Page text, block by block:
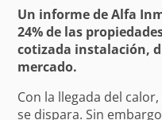
Un informe de Alfa
24% de las
cotizada instalación,
mercado.
Con la llegada del
se dispara. Sin